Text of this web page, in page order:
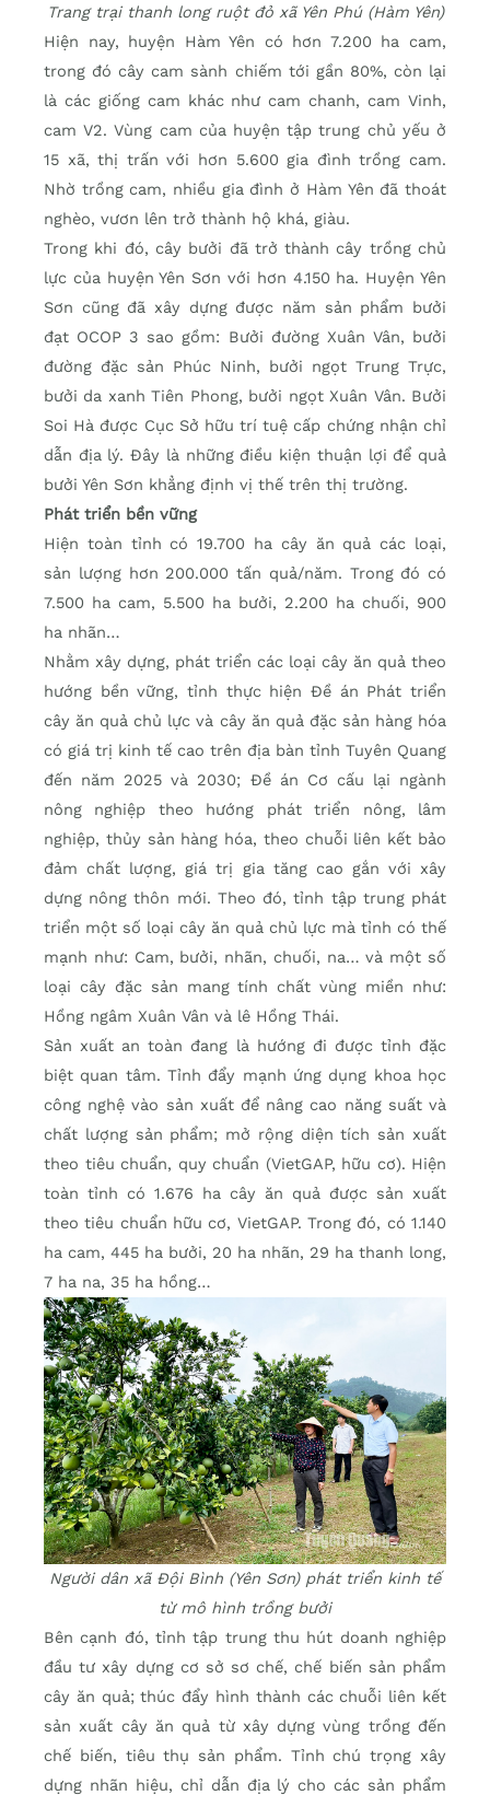
Trang trại thanh long ruột đỏ xã Yên Phú (Hàm Yên)
Hiện nay, huyện Hàm Yên có hơn 7.200 ha cam,
trong đó cây cam sành chiếm tới gần 80%, còn lại
là các giống cam khác như cam chanh, cam Vinh,
cam V2. Vùng cam của huyện tập trung chủ yếu ở
15 xã, thị trấn với hơn 5.600 gia đình trồng cam.
Nhờ trồng cam, nhiều gia đình ở Hàm Yên đã thoát
nghèo, vươn lên trở thành hộ khá, giàu.
Trong khi đó, cây bưởi đã trở thành cây trồng chủ
lực của huyện Yên Sơn với hơn 4.150 ha. Huyện Yên
Sơn cũng đã xây dựng được năm sản phẩm bưởi
đạt OCOP 3 sao gồm: Bưởi đường Xuân Vân, bưởi
đường đặc sản Phúc Ninh, bưởi ngọt Trung Trực,
bưởi da xanh Tiên Phong, bưởi ngọt Xuân Vân. Bưởi
Soi Hà được Cục Sở hữu trí tuệ cấp chứng nhận chỉ
dẫn địa lý. Đây là những điều kiện thuận lợi để quả
bưởi Yên Sơn khẳng định vị thế trên thị trường.
Phát triển bền vững
Hiện toàn tỉnh có 19.700 ha cây ăn quả các loại,
sản lượng hơn 200.000 tấn quả/năm. Trong đó có
7.500 ha cam, 5.500 ha bưởi, 2.200 ha chuối, 900
ha nhãn…
Nhằm xây dựng, phát triển các loại cây ăn quả theo
hướng bền vững, tỉnh thực hiện Đề án Phát triển
cây ăn quả chủ lực và cây ăn quả đặc sản hàng hóa
có giá trị kinh tế cao trên địa bàn tỉnh Tuyên Quang
đến năm 2025 và 2030; Đề án Cơ cấu lại ngành
nông nghiệp theo hướng phát triển nông, lâm
nghiệp, thủy sản hàng hóa, theo chuỗi liên kết bảo
đảm chất lượng, giá trị gia tăng cao gắn với xây
dựng nông thôn mới. Theo đó, tỉnh tập trung phát
triển một số loại cây ăn quả chủ lực mà tỉnh có thế
mạnh như: Cam, bưởi, nhãn, chuối, na… và một số
loại cây đặc sản mang tính chất vùng miền như:
Hồng ngâm Xuân Vân và lê Hồng Thái.
Sản xuất an toàn đang là hướng đi được tỉnh đặc
biệt quan tâm. Tỉnh đẩy mạnh ứng dụng khoa học
công nghệ vào sản xuất để nâng cao năng suất và
chất lượng sản phẩm; mở rộng diện tích sản xuất
theo tiêu chuẩn, quy chuẩn (VietGAP, hữu cơ). Hiện
toàn tỉnh có 1.676 ha cây ăn quả được sản xuất
theo tiêu chuẩn hữu cơ, VietGAP. Trong đó, có 1.140
ha cam, 445 ha bưởi, 20 ha nhãn, 29 ha thanh long,
7 ha na, 35 ha hồng…
Người dân xã Đội Bình (Yên Sơn) phát triển kinh tế
từ mô hình trồng bưởi
Bên cạnh đó, tỉnh tập trung thu hút doanh nghiệp
đầu tư xây dựng cơ sở sơ chế, chế biến sản phẩm
cây ăn quả; thúc đẩy hình thành các chuỗi liên kết
sản xuất cây ăn quả từ xây dựng vùng trồng đến
chế biến, tiêu thụ sản phẩm. Tỉnh chú trọng xây
dựng nhãn hiệu, chỉ dẫn địa lý cho các sản phẩm